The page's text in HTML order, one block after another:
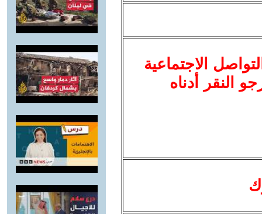
الاجتماعية
النقر أدناه